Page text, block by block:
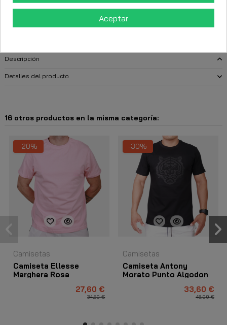
CttExpress 24/48h -
Descripción
Detalles del producto
16 otros productos en la misma categoría:
-20%
Camisetas
Camiseta Ellesse
Marghera Rosa
27,60 €
34,50 €
-30%
Camisetas
Camiseta Antony
Morato Punto Algodon
33,60 €
48,00 €
Aceptar